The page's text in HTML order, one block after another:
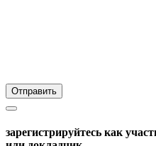
зарегистрируйтесь как